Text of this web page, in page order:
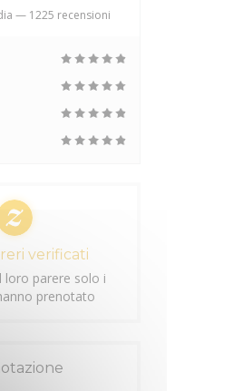
— 1225 recensioni
verificati
loro parere solo i
prenotato